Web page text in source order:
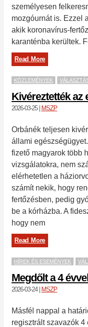
személyesen
mozgóurnát is. Ezzel
akik koronavírus-
karanténba kerültek.
Read More
KÖZLEMÉNYEK
Kivéreztették az
2026-03-25| MSZP
Orbánék teljesen
állami
fizető magyarok több
vizsgálatokra, nem
elérhetetlen a
számít nekik, hogy
fertőzésben, pedig
be a kórházba. A
hogy nem
Read More
HÍREK ÉS ESEMÉNYEK
Megdőlt a 4
2026-03-24| MSZP
Másfél nappal a
regisztrált szavazók